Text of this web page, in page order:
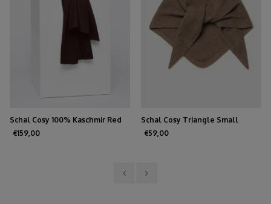
Schal Cosy 100% Kaschmir Red
Soil
€159,00
Schal Cosy Triangle Small
Dunkelbraun
€59,00